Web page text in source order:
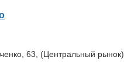
63, (Центральный рынок)